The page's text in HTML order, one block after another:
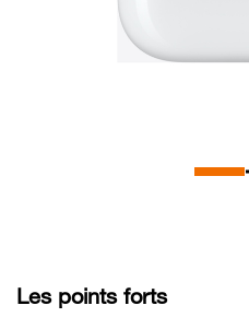
Les points forts